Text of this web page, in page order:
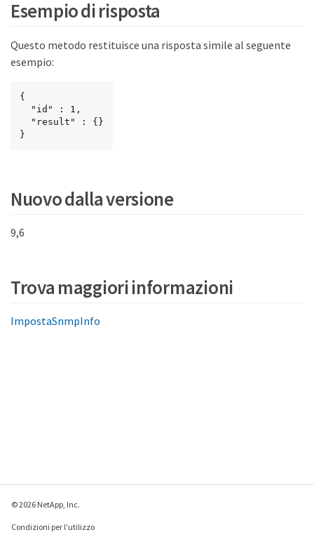
Esempio di risposta
Questo metodo restituisce una risposta simile al seguente
esempio:
{
}
Nuovo dalla versione
9,6
Trova maggiori informazioni
ImpostaSnmpInfo
© 2026 NetApp, Inc.
Condizioni per l'utilizzo